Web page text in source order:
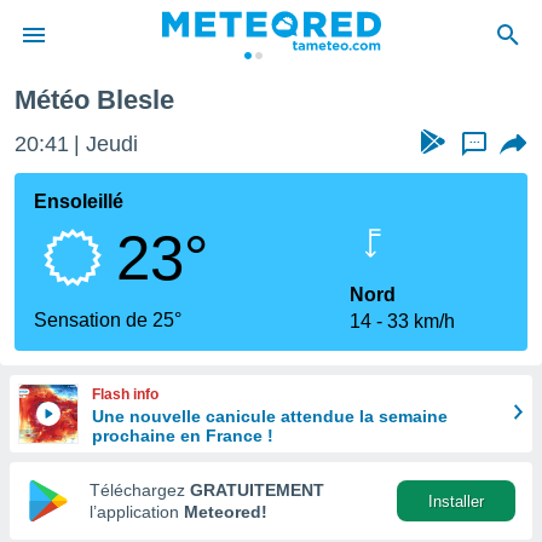
de
en
Météo Blesle
20:41 Jeudi ...
Ensoleillé
23°
Sensation de 25°
Nord
14
33 km/h
Flash info
Une nouvelle canicule attendue la semaine
prochaine en France !
Téléchargez GRATUITEMENT
l’application Meteored!
Installer